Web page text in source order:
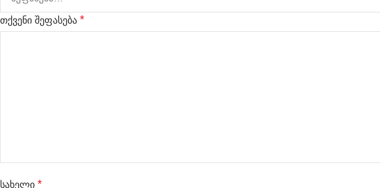
თქვენი შეფასება *
სახელი *